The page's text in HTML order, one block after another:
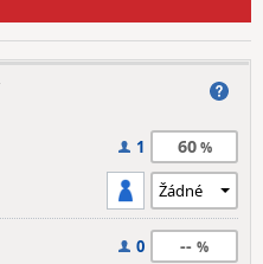
1 60
0 --